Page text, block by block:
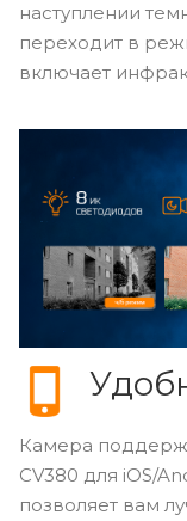
наступлении
переходит в
включает
Камера
CV380 для iOS/
позволяет вам